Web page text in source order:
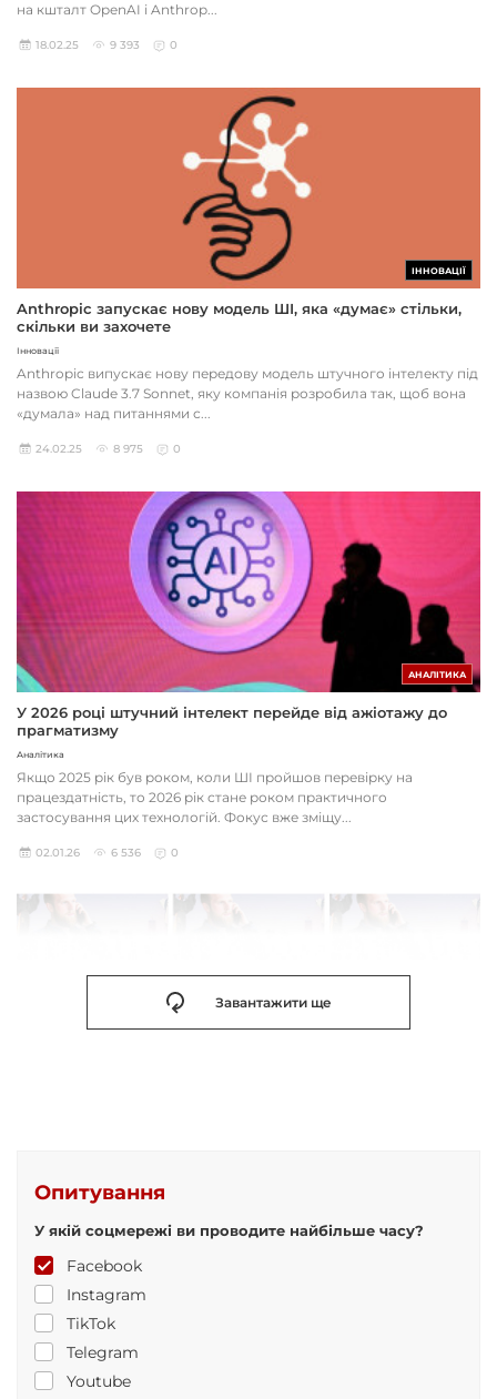
на кшталт OpenAI і Anthrop...
18.02.25 9 393 0
ІННОВАЦІЇ
Anthropic запускає нову модель ШІ, яка «думає» стільки,
скільки ви захочете
Інновації
Anthropic випускає нову передову модель штучного інтелекту під
назвою Claude 3.7 Sonnet, яку компанія розробила так, щоб вона
«думала» над питаннями с...
24.02.25 8 975 0
АНАЛІТИКА
У 2026 році штучний інтелект перейде від ажіотажу до
прагматизму
Аналітика
Якщо 2025 рік був роком, коли ШІ пройшов перевірку на
працездатність, то 2026 рік стане роком практичного
застосування цих технологій. Фокус вже зміщу...
02.01.26 6 536 0
Завантажити ще
Опитування
У якій соцмережі ви проводите найбільше часу?
Facebook
Instagram
TikTok
Telegram
Youtube